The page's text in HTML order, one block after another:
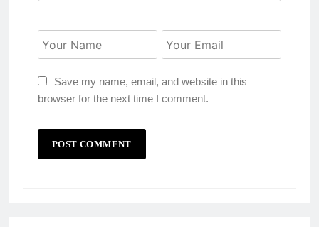
Save my name, email, and website in this
browser for the next time I comment.